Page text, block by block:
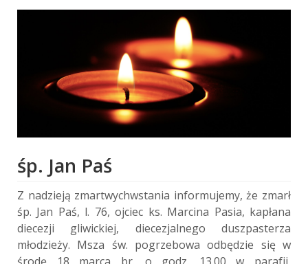
śp. Jan Paś
Z nadzieją zmartwychwstania informujemy, że zmarł
śp. Jan Paś, l. 76, ojciec ks. Marcina Pasia, kapłana
diecezji gliwickiej, diecezjalnego duszpasterza
młodzieży. Msza św. pogrzebowa odbędzie się w